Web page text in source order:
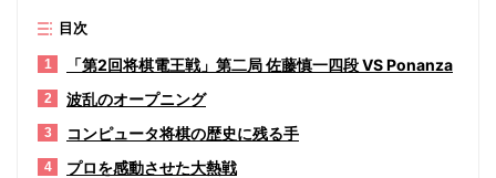
目次
1 「第2回将棋電王戦」第二局 佐藤慎一四段 VS Ponanza
2 波乱のオープニング
3 コンピュータ将棋の歴史に残る手
4 プロを感動させた大熱戦